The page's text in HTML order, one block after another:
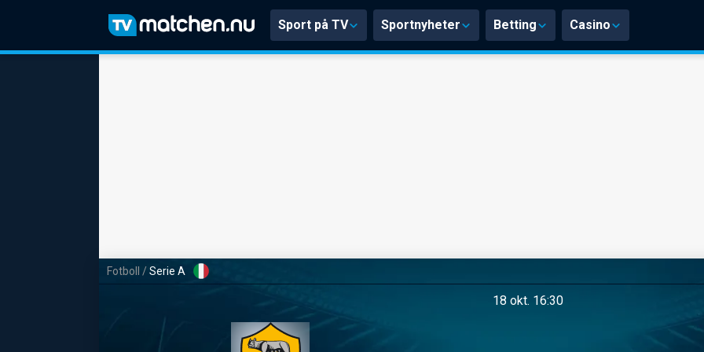
Sport på TV Sportnyheter Betting Casino
Fotboll /Serie A
18 okt. 16:30